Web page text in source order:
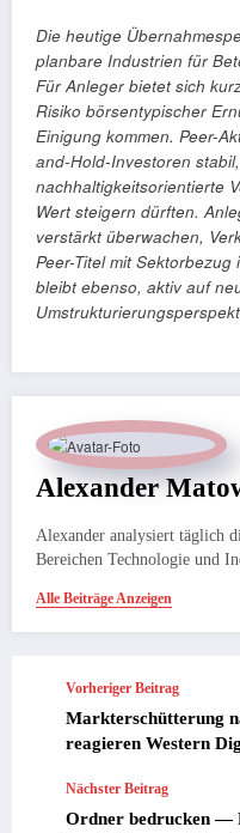
Die heutige
planbare Industrien für
Für Anleger bietet sich
Risiko börsentypischer
Einigung kommen. Peer-
and-Hold-Investoren
nachhaltigkeitsorientierte
Wert steigern dürften.
verstärkt überwachen,
Peer-Titel mit
bleibt ebenso, aktiv auf
Alexander
Alexander analysiert täglich
Bereichen Technologie und
Alle Beiträge Anzeigen
Vorheriger Beitrag
Markterschütterung
reagieren Western
Nächster Beitrag
Ordner bedrucken —